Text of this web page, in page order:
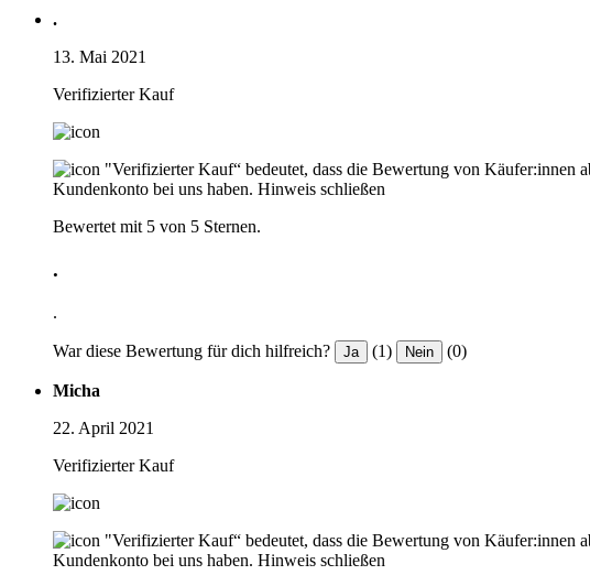
.
13. Mai 2021
Verifizierter Kauf
"Verifizierter Kauf“ bedeutet, dass die Bewertung von Käufer:innen
Kundenkonto bei uns haben. Hinweis schließen
Bewertet mit 5 von 5 Sternen.
.
.
War diese Bewertung für dich hilfreich? Ja (1) Nein (0)
Micha
22. April 2021
Verifizierter Kauf
"Verifizierter Kauf“ bedeutet, dass die Bewertung von Käufer:innen
Kundenkonto bei uns haben. Hinweis schließen